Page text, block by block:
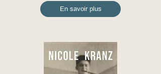
En savoir plus